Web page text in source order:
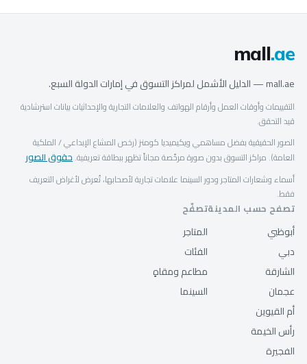
mall.ae
mall.ae — الدليل الأشمل لمراكز التسوق في إمارات الدولة السبع.
التقييمات وأوقات العمل وأرقام الهواتف والعلامات التجارية والإحداثيات بيانات استرشادية
قيد التحقق.
الصور الحقيقية بفضل مساهمي ويكيميديا كومنز (رخص المشاع الإبداعي / الملكية
العامة). مراكز التسوق بدون صورة مرخّصة مجاناً تظهر ببطاقة تعريفية.حقوق الصور
أسماء وشعارات المتاجر ودور السينما علامات تجارية لأصحابها، تُعرض لأغراض التعريف
فقط.
تصفح حسب المدينة
أبوظبي
دبي
الشارقة
عجمان
أم القيوين
رأس الخيمة
الفجيرة
تصفّح
المتاجر
الفئات
مطاعم ومقاهٍ
السينما